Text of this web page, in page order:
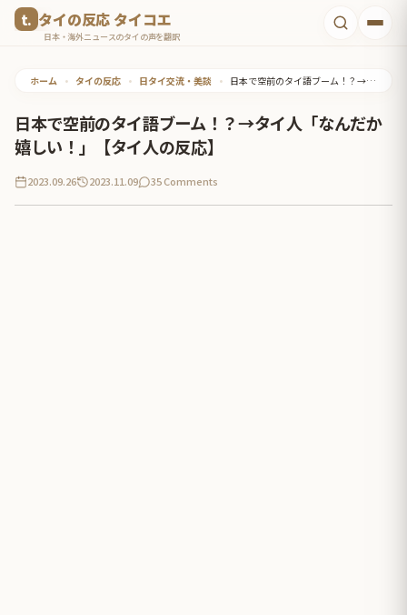
タイの反応 タイコエ
日本・海外ニュースのタイの声を翻訳
ホーム • タイの反応 • 日タイ交流・美談 • 日本で空前のタイ語ブーム！？→タイ人「なんだか嬉しい！」【タイ人の反応】
日本で空前のタイ語ブーム！？→タイ人「なんだか
嬉しい！」【タイ人の反応】
2023.09.26 2023.11.09 35 Comments